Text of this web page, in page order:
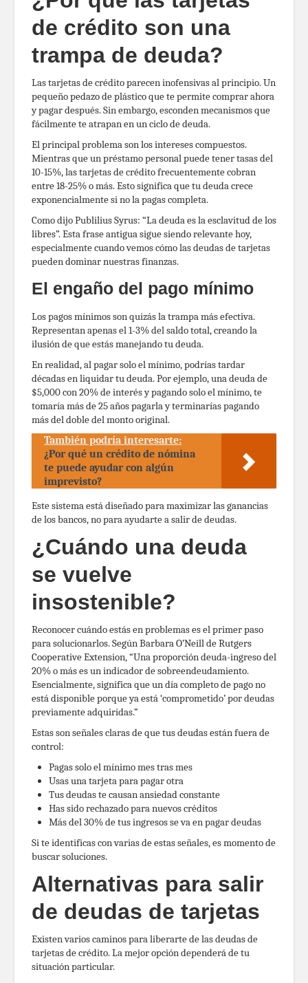
de crédito son una
trampa de deuda?
Las tarjetas de crédito parecen inofensivas al principio. Un
pequeño pedazo de plástico que te permite comprar ahora
y pagar después. Sin embargo, esconden mecanismos que
fácilmente te atrapan en un ciclo de deuda.
El principal problema son los intereses compuestos.
Mientras que un préstamo personal puede tener tasas del
10-15%, las tarjetas de crédito frecuentemente cobran
entre 18-25% o más. Esto significa que tu deuda crece
exponencialmente si no la pagas completa.
Como dijo Publilius Syrus: “La deuda es la esclavitud de los
libres”. Esta frase antigua sigue siendo relevante hoy,
especialmente cuando vemos cómo las deudas de tarjetas
pueden dominar nuestras finanzas.
El engaño del pago mínimo
Los pagos mínimos son quizás la trampa más efectiva.
Representan apenas el 1-3% del saldo total, creando la
ilusión de que estás manejando tu deuda.
En realidad, al pagar solo el mínimo, podrías tardar
décadas en liquidar tu deuda. Por ejemplo, una deuda de
$5,000 con 20% de interés y pagando solo el mínimo, te
tomaría más de 25 años pagarla y terminarías pagando
más del doble del monto original.
También podría interesarte:
¿Por qué un crédito de nómina
te puede ayudar con algún
imprevisto?
Este sistema está diseñado para maximizar las ganancias
de los bancos, no para ayudarte a salir de deudas.
¿Cuándo una deuda
se vuelve
insostenible?
Reconocer cuándo estás en problemas es el primer paso
para solucionarlos. Según Barbara O’Neill de Rutgers
Cooperative Extension, “Una proporción deuda-ingreso del
20% o más es un indicador de sobreendeudamiento.
Esencialmente, significa que un día completo de pago no
está disponible porque ya está ‘comprometido’ por deudas
previamente adquiridas.”
Estas son señales claras de que tus deudas están fuera de
control:
Pagas solo el mínimo mes tras mes
Usas una tarjeta para pagar otra
Tus deudas te causan ansiedad constante
Has sido rechazado para nuevos créditos
Más del 30% de tus ingresos se va en pagar deudas
Si te identificas con varias de estas señales, es momento de
buscar soluciones.
Alternativas para salir
de deudas de tarjetas
Existen varios caminos para liberarte de las deudas de
tarjetas de crédito. La mejor opción dependerá de tu
situación particular.